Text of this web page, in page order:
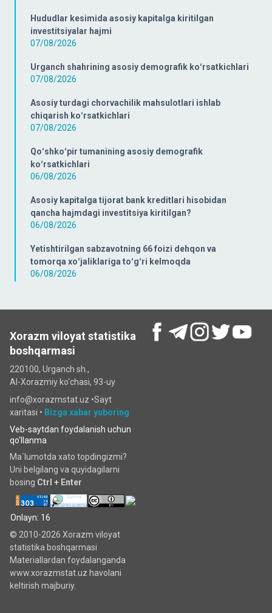
Hududlar kesimida asosiy kapitalga kiritilgan
investitsiyalar hajmi
07/08/2026
Urganch shahrining asosiy demografik koʻrsatkichlari
07/08/2026
Asosiy turdagi chorvachilik mahsulotlari ishlab
chiqarish koʻrsatkichlari
07/08/2026
Qoʻshkoʻpir tumanining asosiy demografik
koʻrsatkichlari
06/08/2026
Asosiy kapitalga tijorat bank kreditlari hisobidan
qancha hajmdagi investitsiya kiritilgan?
06/08/2026
Yetishtirilgan sabzavotning 66 foizi dehqon va
tomorqa xoʻjaliklariga toʻgʻri kelmoqda
06/08/2026
Xorazm viloyat statistika
boshqarmasi
220100, Urganch sh.,
Al-Xorazmiy ko‘chаsi, 93-uy
info@xorazmstat.uz •Sayt
xaritasi • Bizga xabar yuboring
Veb-saytdan foydalanish uchun
qo'llanma
Ma`lumotda xato topdingizmi?
Uni belgilang va quyidagilarni
bosing Ctrl + Enter
Onlayn: 16
© 2010-2026 Xorazm viloyat
statistika boshqarmasi
Materiallardan foydalanganda
www.xorazmstat.uz havolani
keltirish majburiy.